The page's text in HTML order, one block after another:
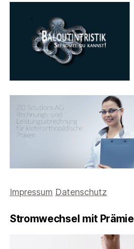
Impressum Datenschutz
Stromwechsel mit Prämie